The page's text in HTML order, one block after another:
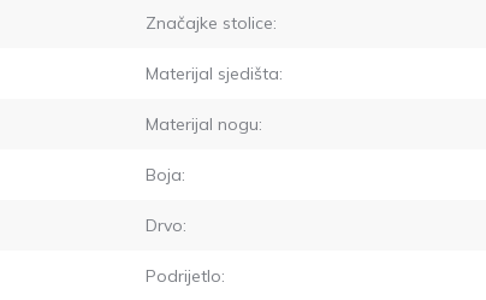
Značajke stolice:
Materijal sjedišta:
Materijal nogu:
Boja:
Drvo:
Podrijetlo: